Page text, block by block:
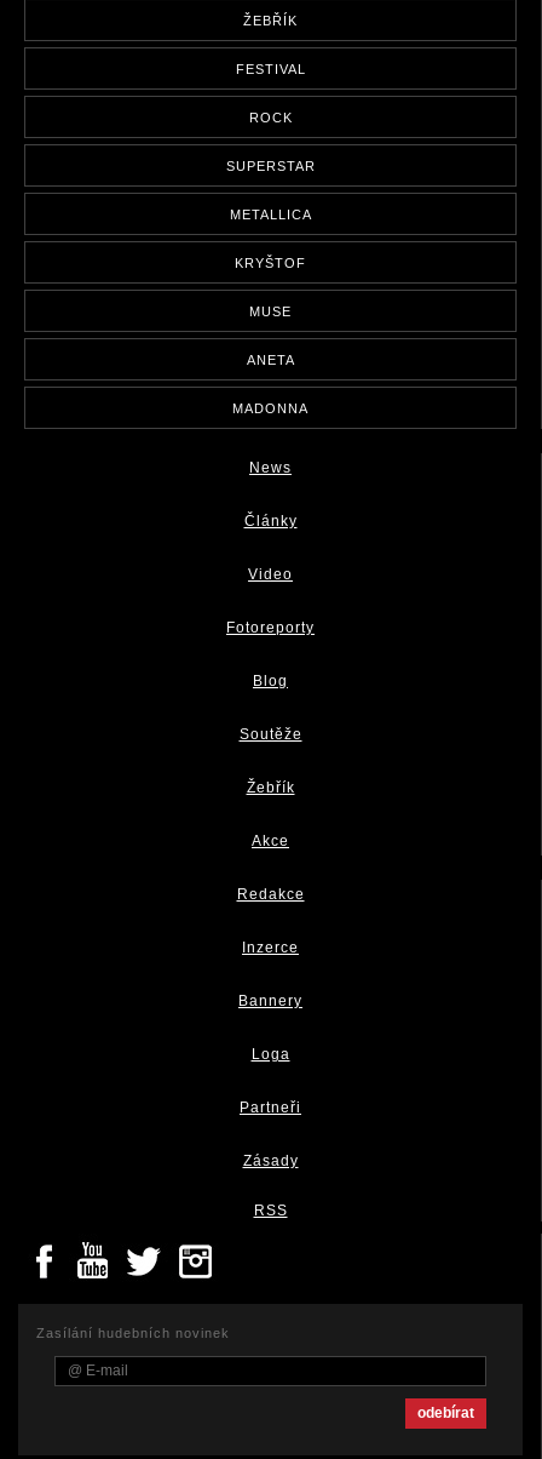
ŽEBŘÍK
FESTIVAL
ROCK
SUPERSTAR
METALLICA
KRYŠTOF
MUSE
ANETA
MADONNA
News
Články
Video
Fotoreporty
Blog
Soutěže
Žebřík
Akce
Redakce
Inzerce
Bannery
Loga
Partneři
Zásady
RSS
Zasílání hudebních novinek